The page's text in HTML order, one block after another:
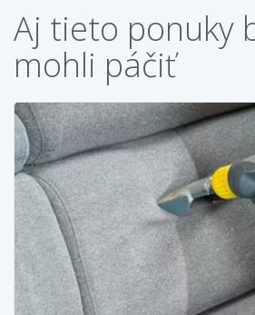
Aj tieto ponuky
mohli páčiť